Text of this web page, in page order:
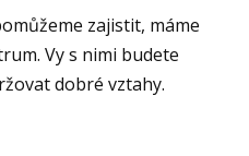
zajistit, máme
Vy s nimi budete
dobré vztahy.